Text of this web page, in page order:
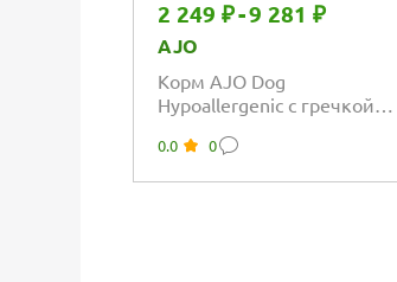
2 249 ₽-9 281 ₽
AJO
Корм AJO Dog
Hypoallergenic с гречкой
средних и крупных пород,...
0.0 0